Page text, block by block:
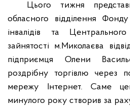
Цього тижня
обласного відділення
інвалідів та
зайнятості м.Миколаєва
підприємця Олени
роздрібну торгівлю через
мережу Інтернет. Саме
минулого року створив за